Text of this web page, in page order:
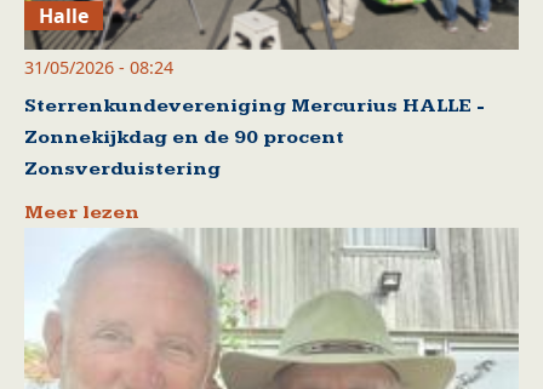
Halle
31/05/2026 - 08:24
Sterrenkundevereniging Mercurius HALLE -
Zonnekijkdag en de 90 procent
Zonsverduistering
Meer lezen